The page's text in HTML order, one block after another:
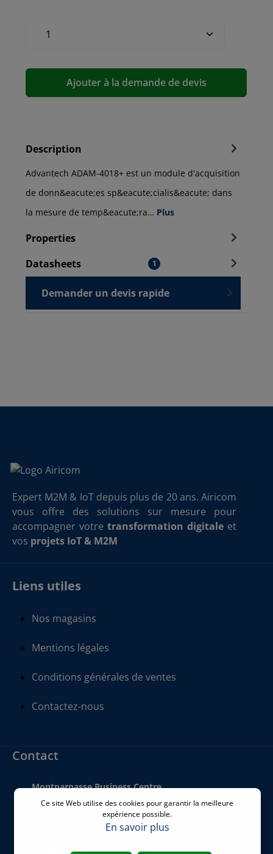
Ajouter à la demande de devis
Description
Advantech ADAM-4018+ est un module d'acquisition
de donn&eacute;es sp&eacute;cialis&eacute; dans
la mesure de temp&eacute;ra… Plus
Properties
Datasheets
1
Demander un devis rapide
Expert M2M & IoT depuis plus de 20 ans. Airicom
vous offre des solutions sur mesure pour
accompagner votre transformation digitale et
vos projets IoT & M2M
Liens utiles
Nos magasins
Mentions légales
Conditions générales de ventes
Contactez-nous
Contact
Montparnasse Business Centre
140 bis Rue de Rennes
Téléphone:+33 01 77 62 46 24
Ce site Web utilise des cookies pour garantir la meilleure
expérience possible.
En savoir plus